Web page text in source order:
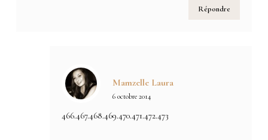
Répondre
Mamzelle Laura
6 octobre 2014
466.467.468.469.470.471.472.473